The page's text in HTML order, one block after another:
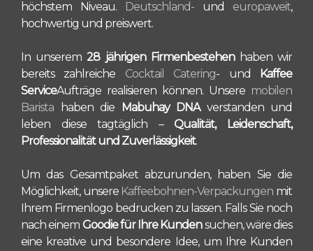
höchstem Niveau.
Deutschland- und europaweit,
hochwertig und preiswert.
In unserem28 jährigen Firmenbestehenhaben wir
bereits zahlreiche Cocktail Catering- und
Kaffee
ServiceAufträge realisieren können. Unsere mobilen
Barista haben die Mabuhay DNAverstanden und
leben diese tagtäglich –Qualität, Leidenschaft,
Professionalität und Zuverlässigkeit.
Um das Gesamtpaket abzurunden, haben Sie die
Möglichkeit, unsere Kaffeebohnen-Verpackungen mit
Ihrem Firmenlogo bedrucken zu lassen. Falls Sie noch
nach einem Goodie für Ihre Kundensuchen, wäre dies
eine kreative und besondere Idee, um Ihre Kunden